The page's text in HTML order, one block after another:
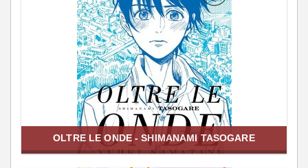
OLTRE LE ONDE - SHIMANAMI TASOGARE